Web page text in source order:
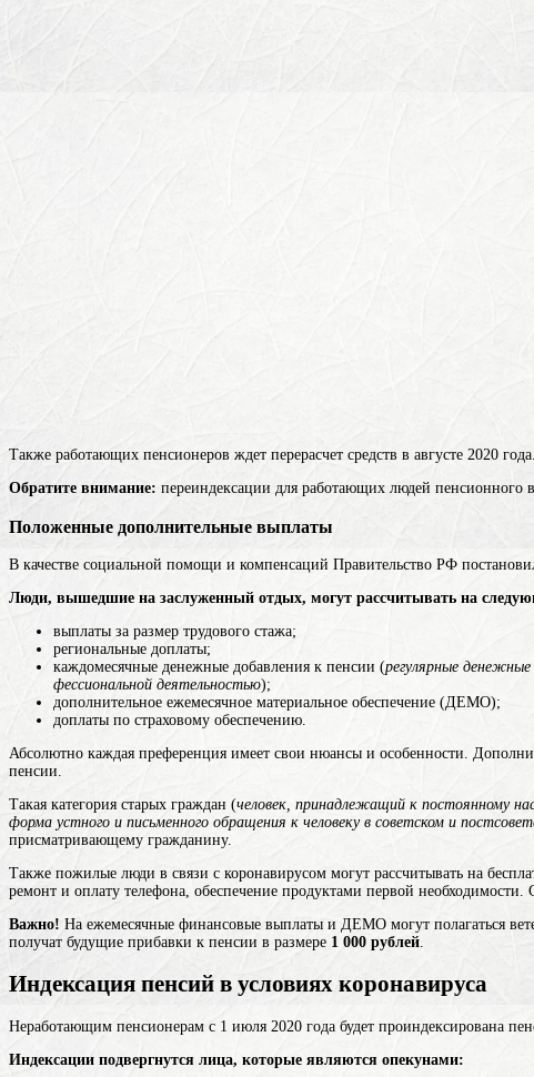
Также работающих пенсионеров ждет перерасчет средств в августе 2020
Обратите внимание: переиндексации для работающих людей пенсионного
Положенные дополнительные выплаты
В качестве социальной помощи и компенсаций Правительство РФ
Люди, вышедшие на заслуженный отдых, могут рассчитывать на
выплаты за размер трудового стажа;
региональные доплаты;
каждомесячные денежные добавления к пенсии (регулярные
фессиональной деятельностью);
дополнительное ежемесячное материальное обеспечение (ДЕМО);
доплаты по страховому обеспечению.
Абсолютно каждая преференция имеет свои нюансы и особенности.
пенсии.
Такая категория старых граждан (человек, принадлежащий к постоянному
форма устного и письменного обращения к человеку в советском и
присматривающему гражданину.
Также пожилые люди в связи с коронавирусом могут рассчитывать на
ремонт и оплату телефона, обеспечение продуктами первой
Важно! На ежемесячные финансовые выплаты и ДЕМО могут полагаться
получат будущие прибавки к пенсии в размере 1 000 рублей.
Индексация пенсий в условиях коронавируса
Неработающим пенсионерам с 1 июля 2020 года будет проиндексирована
Индексации подвергнутся лица, которые являются опекунами: